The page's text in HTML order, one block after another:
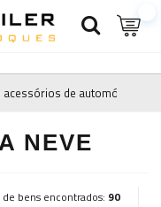
acessórios de automóveis
NEVE
bens encontrados: 90